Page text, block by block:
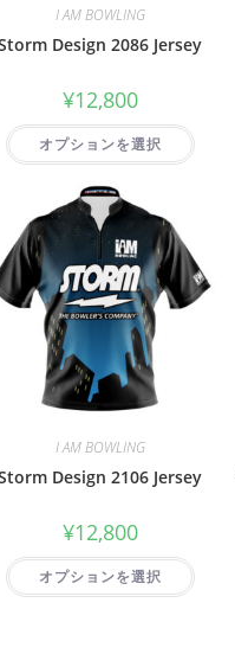
I AM BOWLING
Design 2086 Jersey
¥12,800
オプションを選択
I AM BOWLING
Design 2106 Jersey
¥12,800
オプションを選択